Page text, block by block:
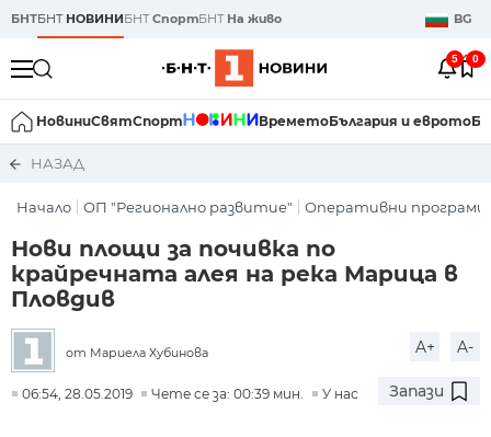
БНТБНТ НОВИНИБНТСпортБНТ На живо BG
5 0
НовиниСвятСпорт ВреметоБългария и еврото
НАЗАД
Начало ОП "Регионално развитие" Оперативни програми
Нови площи за почивка по
крайречната алея на река Марица в
Пловдив
от Мариела Хубинова A+ A-
06:54, 28.05.2019 Чете се за: 00:39 мин. У нас Запази